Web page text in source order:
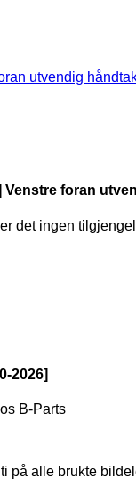
utvendig
Venstre foran
det ingen
-2026]
B-Parts
på alle brukte